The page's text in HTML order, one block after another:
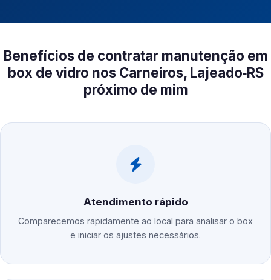
Benefícios de contratar manutenção em
box de vidro nos Carneiros, Lajeado‑RS
próximo de mim
Atendimento rápido
Comparecemos rapidamente ao local para analisar o box
e iniciar os ajustes necessários.